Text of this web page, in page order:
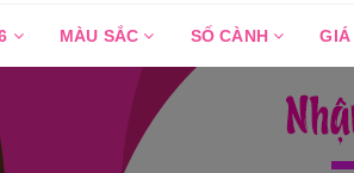
MÀU SẮC SỐ CÀNH GIÁ